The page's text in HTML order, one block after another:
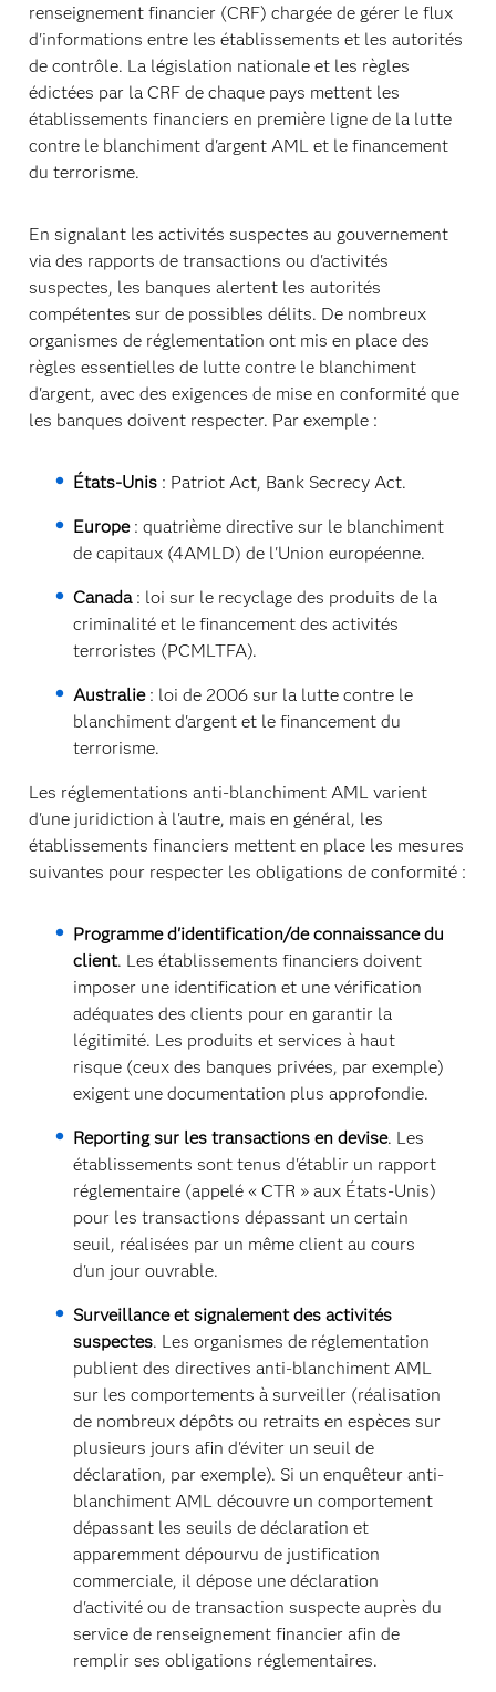
renseignement financier (CRF) chargée de gérer le flux
d'informations entre les établissements et les autorités
de contrôle. La législation nationale et les règles
édictées par la CRF de chaque pays mettent les
établissements financiers en première ligne de la lutte
contre le blanchiment d'argent AML et le financement
du terrorisme.
En signalant les activités suspectes au gouvernement
via des rapports de transactions ou d'activités
suspectes, les banques alertent les autorités
compétentes sur de possibles délits. De nombreux
organismes de réglementation ont mis en place des
règles essentielles de lutte contre le blanchiment
d'argent, avec des exigences de mise en conformité que
les banques doivent respecter. Par exemple :
États-Unis: Patriot Act, Bank Secrecy Act.
Europe: quatrième directive sur le blanchiment
de capitaux (4AMLD) de l'Union européenne.
Canada: loi sur le recyclage des produits de la
criminalité et le financement des activités
terroristes (PCMLTFA).
Australie: loi de 2006 sur la lutte contre le
blanchiment d'argent et le financement du
terrorisme.
Les réglementations anti-blanchiment AML varient
d'une juridiction à l'autre, mais en général, les
établissements financiers mettent en place les mesures
suivantes pour respecter les obligations de conformité :
Programme d'identification/de connaissance du
client. Les établissements financiers doivent
imposer une identification et une vérification
adéquates des clients pour en garantir la
légitimité. Les produits et services à haut
risque (ceux des banques privées, par exemple)
exigent une documentation plus approfondie.
Reporting sur les transactions en devise. Les
établissements sont tenus d'établir un rapport
réglementaire (appelé « CTR » aux États-Unis)
pour les transactions dépassant un certain
seuil, réalisées par un même client au cours
d'un jour ouvrable.
Surveillance et signalement des activités
suspectes. Les organismes de réglementation
publient des directives anti-blanchiment AML
sur les comportements à surveiller (réalisation
de nombreux dépôts ou retraits en espèces sur
plusieurs jours afin d'éviter un seuil de
déclaration, par exemple). Si un enquêteur anti-
blanchiment AML découvre un comportement
dépassant les seuils de déclaration et
apparemment dépourvu de justification
commerciale, il dépose une déclaration
d'activité ou de transaction suspecte auprès du
service de renseignement financier afin de
remplir ses obligations réglementaires.